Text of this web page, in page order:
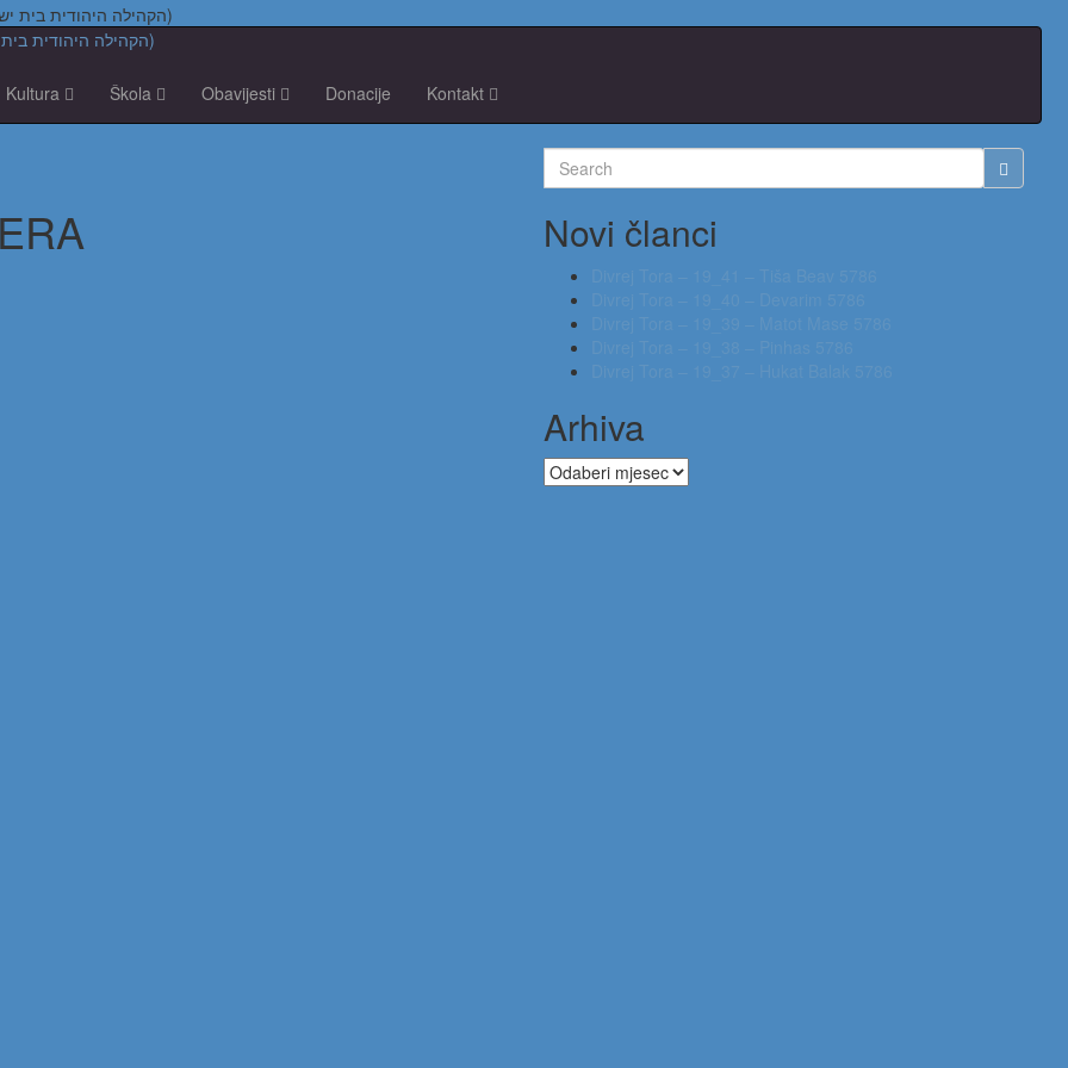
Židovska vjerska zajednica "Bet Israel" u Zagrebu (הקהילה היהודית בית ישראל בקרואטיה)
Kultura Škola Obavijesti Donacije Kontakt
Search
for:
Novi članci
Arhiva
Arhiva